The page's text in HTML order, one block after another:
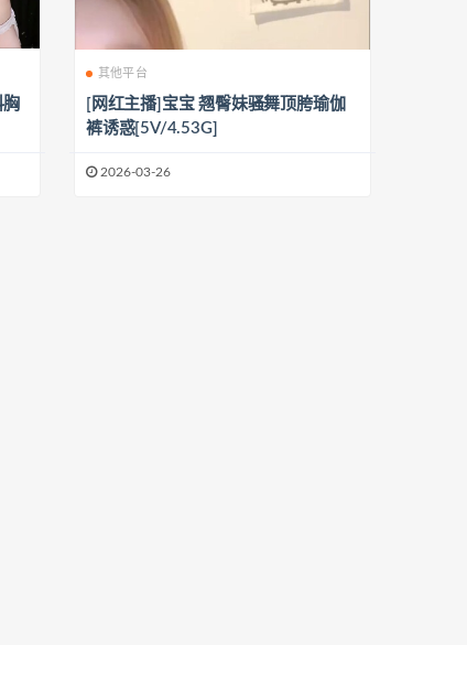
其他平台
[网红主播]宝宝 翘臀妹骚舞顶胯瑜伽
裤诱惑[5V/4.53G]
2026-03-26